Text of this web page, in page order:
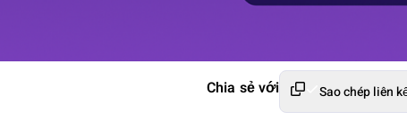
Chia sẻ với Sao chép liên